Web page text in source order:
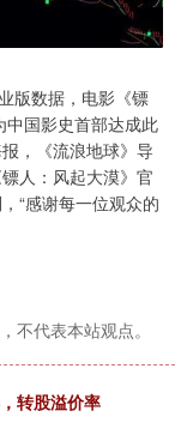
版数据，电影《镖
中国影史首部达成此
，《流浪地球》导
人：风起大漠》官
“感谢每一位观众的
不代表本站观点。
转股溢价率